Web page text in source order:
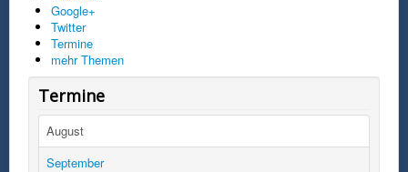
Google+
Twitter
Termine
mehr Themen
Termine
August
September